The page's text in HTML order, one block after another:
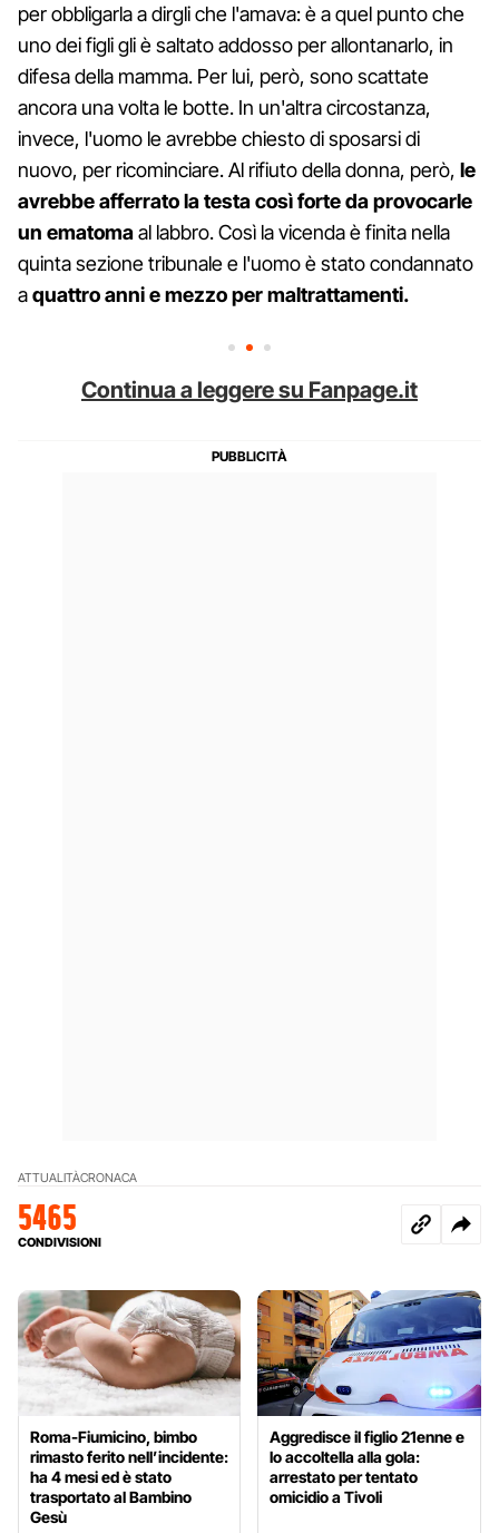
per obbligarla a dirgli che l'amava: è a quel punto che
uno dei figli gli è saltato addosso per allontanarlo, in
difesa della mamma. Per lui, però, sono scattate
ancora una volta le botte. In un'altra circostanza,
invece, l'uomo le avrebbe chiesto di sposarsi di
nuovo, per ricominciare. Al rifiuto della donna, però, le
avrebbe afferrato la testa così forte da provocarle
un ematomaal labbro. Così la vicenda è finita nella
quinta sezione tribunale e l'uomo è stato condannato
aquattro anni e mezzo per maltrattamenti.
Continua a leggere su Fanpage.it
ATTUALITÀCRONACA
5465
CONDIVISIONI
Roma-Fiumicino, bimbo
rimasto ferito nell’incidente:
ha 4 mesi ed è stato
trasportato al Bambino
Gesù
Aggredisce il figlio 21enne e
lo accoltella alla gola:
arrestato per tentato
omicidio a Tivoli